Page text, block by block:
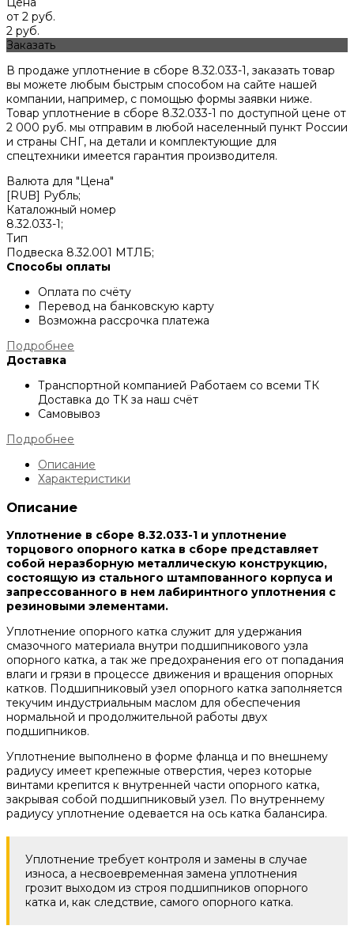
от 2 руб.
2 руб.
Заказать
В продаже уплотнение в сборе 8.32.033-1, заказать товар
вы можете любым быстрым способом на сайте нашей
компании, например, с помощью формы заявки ниже.
Товар уплотнение в сборе 8.32.033-1 по доступной цене от
2 000 руб. мы отправим в любой населенный пункт России
и страны СНГ, на детали и комплектующие для
спецтехники имеется гарантия производителя.
Валюта для "Цена"
[RUB] Рубль;
Каталожный номер
8.32.033-1;
Тип
Подвеска 8.32.001 МТЛБ;
Способы оплаты
Оплата по счёту
Перевод на банковскую карту
Возможна рассрочка платежа
Подробнее
Доставка
Транспортной компанией Работаем со всеми ТК
Доставка до ТК за наш счёт
Самовывоз
Подробнее
Описание
Характеристики
Описание
Уплотнение в сборе 8.32.033-1 и уплотнение
торцового опорного катка в сборе представляет
собой неразборную металлическую конструкцию,
состоящую из стального штампованного корпуса и
запрессованного в нем лабиринтного уплотнения с
резиновыми элементами.
Уплотнение опорного катка служит для удержания
смазочного материала внутри подшипникового узла
опорного катка, а так же предохранения его от попадания
влаги и грязи в процессе движения и вращения опорных
катков. Подшипниковый узел опорного катка заполняется
текучим индустриальным маслом для обеспечения
нормальной и продолжительной работы двух
подшипников.
Уплотнение выполнено в форме фланца и по внешнему
радиусу имеет крепежные отверстия, через которые
винтами крепится к внутренней части опорного катка,
закрывая собой подшипниковый узел. По внутреннему
радиусу уплотнение одевается на ось катка балансира.
Уплотнение требует контроля и замены в случае
износа, а несвоевременная замена уплотнения
грозит выходом из строя подшипников опорного
катка и, как следствие, самого опорного катка.